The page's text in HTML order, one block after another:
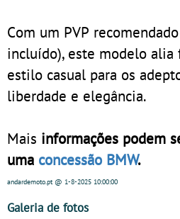
Com um PVP
incluído), este modelo alia
estilo casual para os
liberdade e elegância.
Mais informações podem
uma concessão BMW.
andardemoto.pt@ 1-8-2025 10:00:00
Galeria de fotos